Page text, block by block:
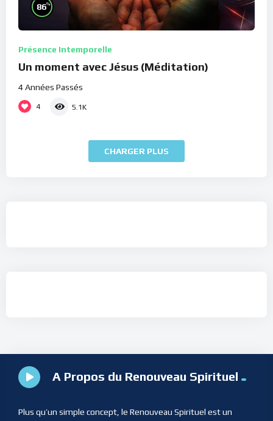
86%
Présence Intemporelle
Un moment avec Jésus (Méditation)
4 Années Passés
4 5.1K
CHARGER PLUS
A Propos du Renouveau Spirituel
Plus qu’un simple concept, le Renouveau Spirituel est un